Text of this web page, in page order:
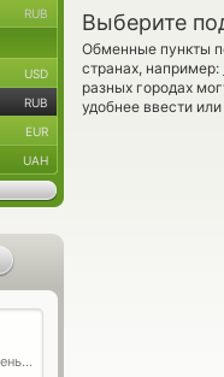
Выберите
Обменные пункты
странах, например:
разных городах
удобнее ввести
RUB
USD
RUB
EUR
UAH